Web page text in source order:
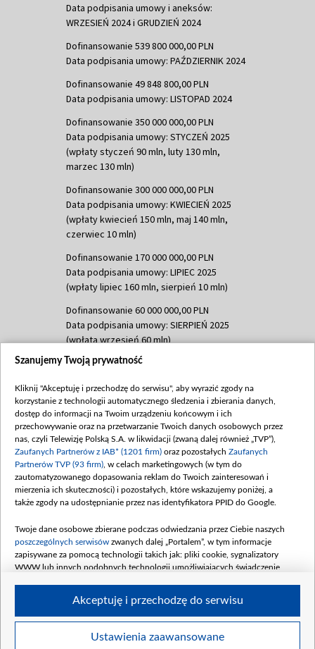
Data podpisania umowy i aneksów:
WRZESIEŃ 2024 i GRUDZIEŃ 2024
Dofinansowanie 539 800 000,00 PLN
Data podpisania umowy: PAŹDZIERNIK 2024
Dofinansowanie 49 848 800,00 PLN
Data podpisania umowy: LISTOPAD 2024
Dofinansowanie 350 000 000,00 PLN
Data podpisania umowy: STYCZEŃ 2025
(wpłaty styczeń 90 mln, luty 130 mln,
marzec 130 mln)
Dofinansowanie 300 000 000,00 PLN
Data podpisania umowy: KWIECIEŃ 2025
(wpłaty kwiecień 150 mln, maj 140 mln,
czerwiec 10 mln)
Dofinansowanie 170 000 000,00 PLN
Data podpisania umowy: LIPIEC 2025
(wpłaty lipiec 160 mln, sierpień 10 mln)
Dofinansowanie 60 000 000,00 PLN
Data podpisania umowy: SIERPIEŃ 2025
(wpłata wrzesień 60 mln)
Dofinansowanie 635 783 051,21 PLN
(wpłata wrzesień 100 mln, październik 350
mln, listopad 265 mln)
Dofinansowanie 48 862 000,00 PLN
Data podpisania umowy: GRUDZIEŃ 2025
(wpłata grudzień 60,548 mln)
Dofinansowanie 900 000 000,00 PLN
Data podpisania umowy: LUTY 2026 (wpłata
kwiecień 180 mln, 7 maja 180 mln, 8
czerwca 90 mln)
Dofinansowanie 250 000 000,00 PLN
4 sierpnia 250 mln
Szanujemy Twoją prywatność
Kliknij "Akceptuję i przechodzę do serwisu", aby wyrazić zgody na
korzystanie z technologii automatycznego śledzenia i zbierania danych,
dostęp do informacji na Twoim urządzeniu końcowym i ich
przechowywanie oraz na przetwarzanie Twoich danych osobowych przez
nas, czyli Telewizję Polską S.A. w likwidacji (zwaną dalej również „TVP”),
Zaufanych Partnerów z IAB* (1201 firm) oraz pozostałych Zaufanych
Partnerów TVP (93 firm) , w celach marketingowych (w tym do
zautomatyzowanego dopasowania reklam do Twoich zainteresowań i
mierzenia ich skuteczności) i pozostałych, które wskazujemy poniżej, a
także zgody na udostępnianie przez nas identyfikatora PPID do Google.
Twoje dane osobowe zbierane podczas odwiedzania przez Ciebie naszych
poszczególnych serwisów zwanych dalej „Portalem”, w tym informacje
zapisywane za pomocą technologii takich jak: pliki cookie, sygnalizatory
WWW lub innych podobnych technologii umożliwiających świadczenie
Twoje dane osobowe zbierane podczas odwiedzania przez Ciebie
Ustawienia zaawansowane
Akceptuję i przechodzę do serwisu